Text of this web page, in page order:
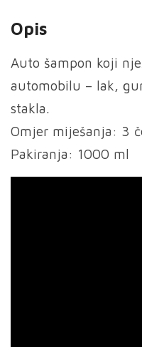
Opis
Auto šampon koji
automobilu – lak,
stakla.
Omjer miješanja: 3
Pakiranja: 1000 ml